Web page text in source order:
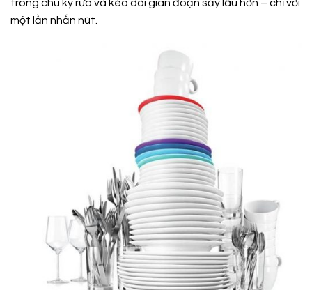
trong chu kỳ rửa và kéo dài gian đoạn sấy lâu hơn – chỉ với
một lần nhấn nút.